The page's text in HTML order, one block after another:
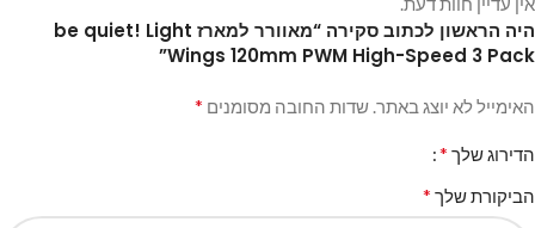
היה הראשון לכתוב סקירה “מאוורר למארז be quiet! Light
Wings 120mm PWM High-Speed 3 Pack”
האימייל לא יוצג באתר. שדות החובה מסומנים *
הדירוג שלך *
הביקורת שלך *